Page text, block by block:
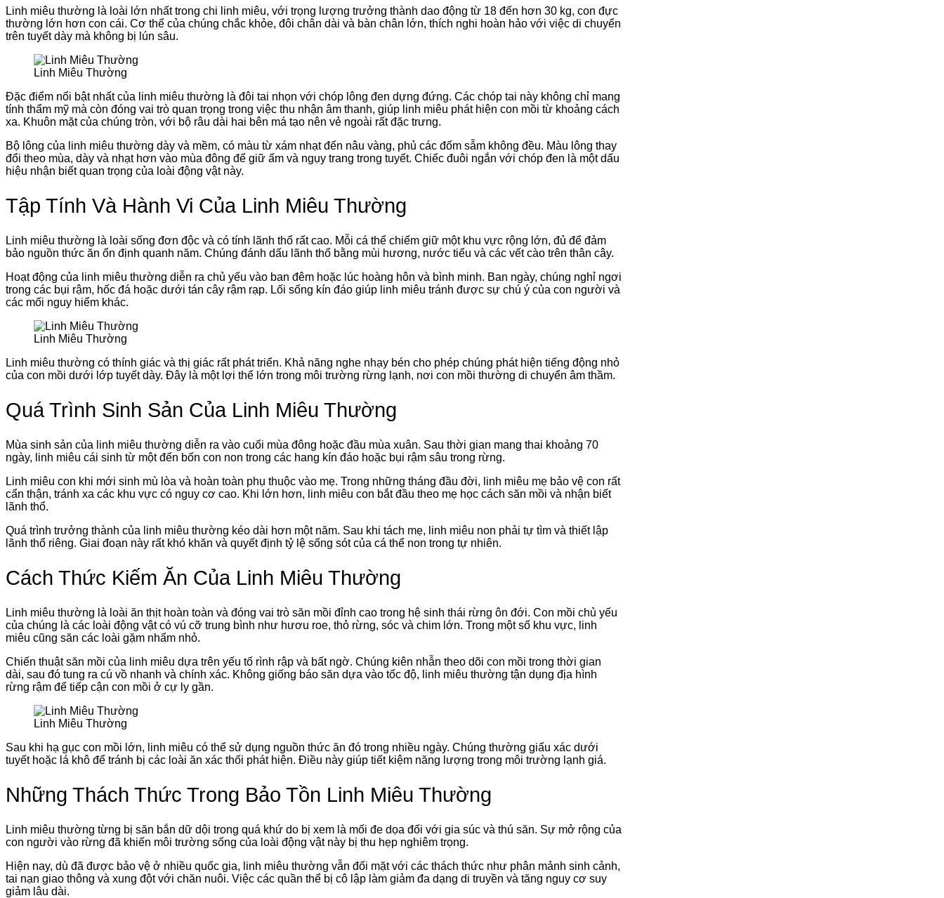
Linh miêu thường là loài lớn nhất trong chi linh miêu, với trọng lượng trưởng thành dao động từ 18 đến hơn 30 kg, con đực
thường lớn hơn con cái. Cơ thể của chúng chắc khỏe, đôi chân dài và bàn chân lớn, thích nghi hoàn hảo với việc di chuyển
trên tuyết dày mà không bị lún sâu.
Linh Miêu Thường
Đặc điểm nổi bật nhất của linh miêu thường là đôi tai nhọn với chóp lông đen dựng đứng. Các chóp tai này không chỉ mang
tính thẩm mỹ mà còn đóng vai trò quan trọng trong việc thu nhận âm thanh, giúp linh miêu phát hiện con mồi từ khoảng cách
xa. Khuôn mặt của chúng tròn, với bộ râu dài hai bên má tạo nên vẻ ngoài rất đặc trưng.
Bộ lông của linh miêu thường dày và mềm, có màu từ xám nhạt đến nâu vàng, phủ các đốm sẫm không đều. Màu lông thay
đổi theo mùa, dày và nhạt hơn vào mùa đông để giữ ấm và ngụy trang trong tuyết. Chiếc đuôi ngắn với chóp đen là một dấu
hiệu nhận biết quan trọng của loài động vật này.
Tập Tính Và Hành Vi Của Linh Miêu Thường
Linh miêu thường là loài sống đơn độc và có tính lãnh thổ rất cao. Mỗi cá thể chiếm giữ một khu vực rộng lớn, đủ để đảm
bảo nguồn thức ăn ổn định quanh năm. Chúng đánh dấu lãnh thổ bằng mùi hương, nước tiểu và các vết cào trên thân cây.
Hoạt động của linh miêu thường diễn ra chủ yếu vào ban đêm hoặc lúc hoàng hôn và bình minh. Ban ngày, chúng nghỉ ngơi
trong các bụi rậm, hốc đá hoặc dưới tán cây rậm rạp. Lối sống kín đáo giúp linh miêu tránh được sự chú ý của con người và
các mối nguy hiểm khác.
Linh Miêu Thường
Linh miêu thường có thính giác và thị giác rất phát triển. Khả năng nghe nhạy bén cho phép chúng phát hiện tiếng động nhỏ
của con mồi dưới lớp tuyết dày. Đây là một lợi thế lớn trong môi trường rừng lạnh, nơi con mồi thường di chuyển âm thầm.
Quá Trình Sinh Sản Của Linh Miêu Thường
Mùa sinh sản của linh miêu thường diễn ra vào cuối mùa đông hoặc đầu mùa xuân. Sau thời gian mang thai khoảng 70
ngày, linh miêu cái sinh từ một đến bốn con non trong các hang kín đáo hoặc bụi rậm sâu trong rừng.
Linh miêu con khi mới sinh mù lòa và hoàn toàn phụ thuộc vào mẹ. Trong những tháng đầu đời, linh miêu mẹ bảo vệ con rất
cẩn thận, tránh xa các khu vực có nguy cơ cao. Khi lớn hơn, linh miêu con bắt đầu theo mẹ học cách săn mồi và nhận biết
lãnh thổ.
Quá trình trưởng thành của linh miêu thường kéo dài hơn một năm. Sau khi tách mẹ, linh miêu non phải tự tìm và thiết lập
lãnh thổ riêng. Giai đoạn này rất khó khăn và quyết định tỷ lệ sống sót của cá thể non trong tự nhiên.
Cách Thức Kiếm Ăn Của Linh Miêu Thường
Linh miêu thường là loài ăn thịt hoàn toàn và đóng vai trò săn mồi đỉnh cao trong hệ sinh thái rừng ôn đới. Con mồi chủ yếu
của chúng là các loài động vật có vú cỡ trung bình như hươu roe, thỏ rừng, sóc và chim lớn. Trong một số khu vực, linh
miêu cũng săn các loài gặm nhấm nhỏ.
Chiến thuật săn mồi của linh miêu dựa trên yếu tố rình rập và bất ngờ. Chúng kiên nhẫn theo dõi con mồi trong thời gian
dài, sau đó tung ra cú vồ nhanh và chính xác. Không giống báo săn dựa vào tốc độ, linh miêu thường tận dụng địa hình
rừng rậm để tiếp cận con mồi ở cự ly gần.
Linh Miêu Thường
Sau khi hạ gục con mồi lớn, linh miêu có thể sử dụng nguồn thức ăn đó trong nhiều ngày. Chúng thường giấu xác dưới
tuyết hoặc lá khô để tránh bị các loài ăn xác thối phát hiện. Điều này giúp tiết kiệm năng lượng trong môi trường lạnh giá.
Những Thách Thức Trong Bảo Tồn Linh Miêu Thường
Linh miêu thường từng bị săn bắn dữ dội trong quá khứ do bị xem là mối đe dọa đối với gia súc và thú săn. Sự mở rộng của
con người vào rừng đã khiến môi trường sống của loài động vật này bị thu hẹp nghiêm trọng.
Hiện nay, dù đã được bảo vệ ở nhiều quốc gia, linh miêu thường vẫn đối mặt với các thách thức như phân mảnh sinh cảnh,
tai nạn giao thông và xung đột với chăn nuôi. Việc các quần thể bị cô lập làm giảm đa dạng di truyền và tăng nguy cơ suy
giảm lâu dài.